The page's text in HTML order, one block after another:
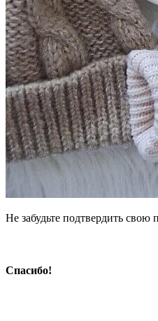
Не забудьте подтвердить свою
Спасибо!